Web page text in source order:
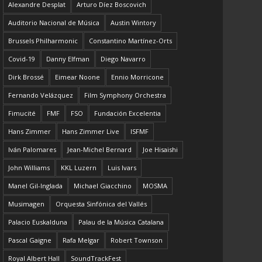
Alexandre Desplat Arturo Díez Boscovich
Auditorio Nacional de Música Austin Wintory
Brussels Philharmonic Constantino Martínez-Orts
Covid-19 Danny Elfman Diego Navarro
Dirk Brossé Eimear Noone Ennio Morricone
Fernando Velázquez Film Symphony Orchestra
Fimucité FMF FSO Fundación Excelentia
Hans Zimmer Hans Zimmer Live ISFMF
Iván Palomares Jean-Michel Bernard Joe Hisaishi
John Williams KKL Luzern Luis Ivars
Manel Gil-Inglada Michael Giacchino MOSMA
Musimagen Orquesta Sinfónica del Vallés
Palacio Euskalduna Palau de la Música Catalana
Pascal Gaigne Rafa Melgar Robert Townson
Royal Albert Hall SoundTrackFest